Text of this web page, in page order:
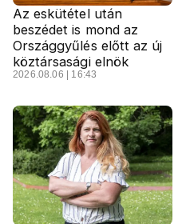
Az eskütétel után
beszédet is mond az
Országgyűlés előtt az új
köztársasági elnök
2026.08.06 | 16:43